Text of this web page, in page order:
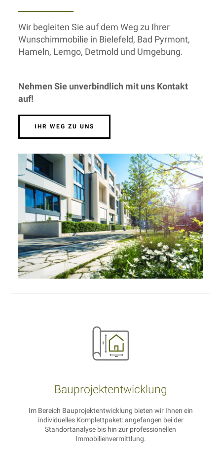
Wir begleiten Sie auf dem Weg zu Ihrer
Wunschimmobilie in Bielefeld, Bad Pyrmont,
Hameln, Lemgo, Detmold und Umgebung.
Nehmen Sie unverbindlich mit uns Kontakt
auf!
IHR WEG ZU UNS
Bauprojekt­entwicklung
Im Bereich Bauprojektentwicklung bieten wir Ihnen ein
individuelles Komplettpaket: angefangen bei der
Standortanalyse bis hin zur professionellen
Immobilienvermittlung.